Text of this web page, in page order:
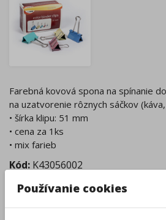
Farebná kovová spona na spínanie
na uzatvorenie rôznych sáčkov (káva,
• šírka klipu: 51 mm
• cena za 1ks
• mix farieb
Kód: K43056002
Tovar nie je skladom.
Používanie cookies